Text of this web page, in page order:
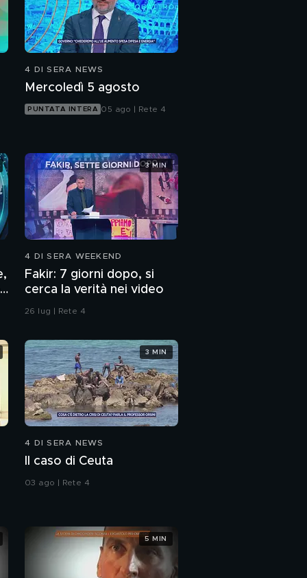
Benno getta sospetti
sui domestici
L'audio di Benno a
Le patologie della
prostata
4 DI SERA NEWS
Mercoledì 5 agosto
PUNTATA INTERA 05 ago | Rete 4
4 DI SERA WEEKEND
Fakir: 7 giorni dopo, si
cerca la verità nei video
26 lug | Rete 4
3 MIN
4 DI SERA NEWS
Il caso di Ceuta
03 ago | Rete 4
3 MIN
5 MIN